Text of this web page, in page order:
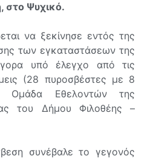
στο Ψυχικό.
να ξεκίνησε εντός της
των εγκαταστάσεων της
υπό έλεγχο από τις
(28 πυροσβέστες με 8
Ομάδα Εθελοντών της
του Δήμου Φιλοθέης –
συνέβαλε το γεγονός